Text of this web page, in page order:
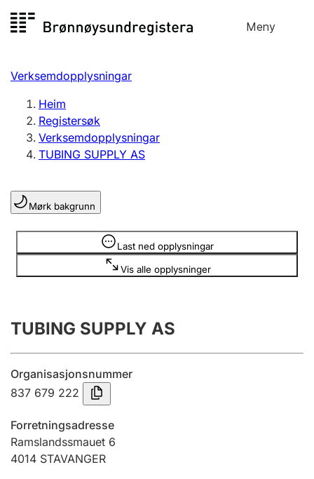
til
Meny
Registersøk
Aksjeselskap
Enkeltpersonføretak
Registrere, endre, slette
Lag og foreining
Registrere, endre, slette
Årsrekneskap
Innsending og forseinkingsgebyr
Jeger
Verksemdopplysningar
Heim
Registersøk
Verksemdopplysningar
TUBING SUPPLY AS
Mørk bakgrunn
Last ned opplysningar
Vis alle opplysninger
Opplysninger er skjult
TUBING SUPPLY AS
Organisasjonsnummer
837 679 222
Forretningsadresse
Ramslandssmauet 6
4014 STAVANGER